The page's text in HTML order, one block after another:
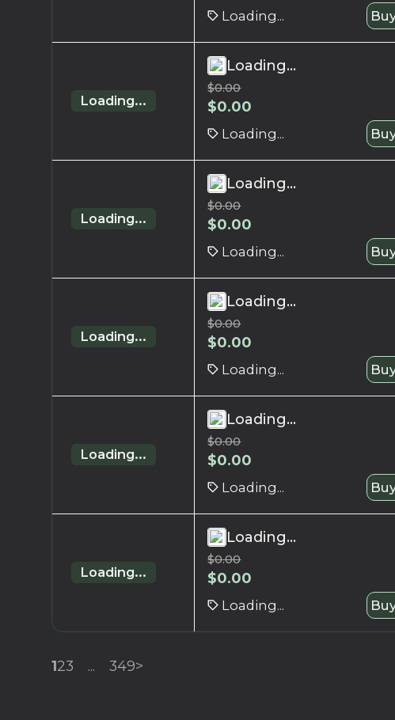
Loading...
Loading...
Loading...
$0.00
$0.00
Loading...
Loading...
Loading...
$0.00
$0.00
Loading...
Loading...
Loading...
$0.00
$0.00
Loading...
Loading...
Loading...
$0.00
$0.00
Loading...
Loading...
Loading...
$0.00
$0.00
Loading...
123 ... 349>